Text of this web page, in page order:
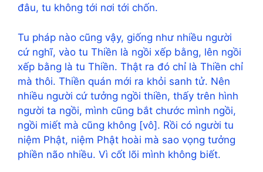
đâu, tu không tới nơi tới chốn.
Tu pháp nào cũng vậy, giống như nhiều người
cứ nghĩ, vào tu Thiền là ngồi xếp bằng, lên ngồi
xếp bằng là tu Thiền. Thật ra đó chỉ là Thiền chỉ
mà thôi. Thiền quán mới ra khỏi sanh tử. Nên
nhiều người cứ tưởng ngồi thiền, thấy trên hình
người ta ngồi, mình cũng bắt chước mình ngồi,
ngồi miết mà cũng không [vô]. Rồi có người tu
niệm Phật, niệm Phật hoài mà sao vọng tưởng
phiền não nhiều. Vì cốt lõi mình không biết.